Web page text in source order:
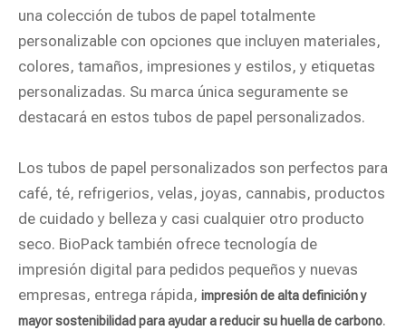
una colección de tubos de papel totalmente
personalizable con opciones que incluyen materiales,
colores, tamaños, impresiones y estilos, y etiquetas
personalizadas. Su marca única seguramente se
destacará en estos tubos de papel personalizados.
Los tubos de papel personalizados son perfectos para
café, té, refrigerios, velas, joyas, cannabis, productos
de cuidado y belleza y casi cualquier otro producto
seco. BioPack también ofrece tecnología de
impresión digital para pedidos pequeños y nuevas
empresas, entrega rápida, impresión de alta definición y
mayor sostenibilidad para ayudar a reducir su huella de carbono.